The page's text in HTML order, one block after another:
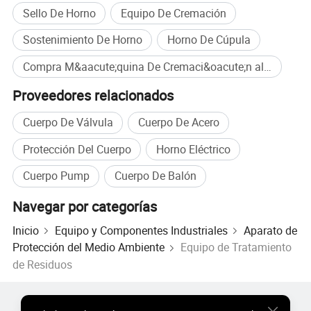
1.Efficiency:Nuestras máquinas de cremación inteligentes
están diseñadas para una alta eficiencia, permitiendo
ciclos de cremación más rápidos sin comprometer la
calidad del proceso. Esto es particularmente importante,
demanda creciente.
incorporan tecnología avanzada que reduce las emisiones
Sello De Horno
Equipo De Cremación
Sostenimiento De Horno
Horno De Cúpula
Compra M&aacute;quina De Cremaci&oacute;n al por mayor
Proveedores relacionados
Cuerpo De Válvula
Cuerpo De Acero
Protección Del Cuerpo
Horno Eléctrico
Cuerpo Pump
Cuerpo De Balón
Navegar por categorías
Inicio Equipo y Componentes Industriales
Aparato de
Protección del Medio Ambiente
Equipo de Tratamiento
de Residuos
Precio de Productos Populares